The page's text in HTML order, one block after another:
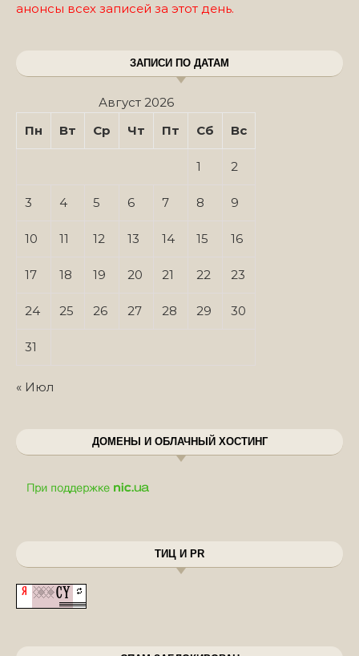
анонсы всех записей за этот день.
ЗАПИСИ ПО ДАТАМ
Август 2026
Пн
Вт Ср Чт Пт Сб Вс
1 2
3 4 5 6 7 8 9
10 11 12 13 14 15 16
17 18 19 20 21 22 23
24 25 26 27 28 29 30
31
« Июл
ДОМЕНЫ И ОБЛАЧНЫЙ ХОСТИНГ
ТИЦ И PR